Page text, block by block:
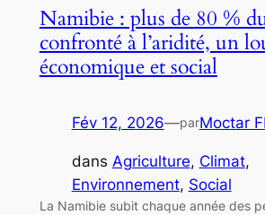
Namibie : plus de 80 %
confronté à l’aridité, un
économique et social
Fév 12, 2026—parMoctar
dans Agriculture, Climat
Environnement, Social
La Namibie subit chaque année des